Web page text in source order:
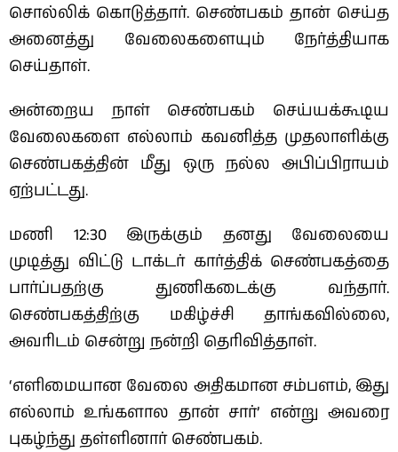
சொல்லிக் கொடுத்தார். செண்பகம் தான் செய்த
அனைத்து வேலைகளையும் நேர்த்தியாக
செய்தாள்.
அன்றைய நாள் செண்பகம் செய்யக்கூடிய
வேலைகளை எல்லாம் கவனித்த முதலாளிக்கு
செண்பகத்தின் மீது ஒரு நல்ல அபிப்பிராயம்
ஏற்பட்டது.
மணி 12:30 இருக்கும் தனது வேலையை
முடித்து விட்டு டாக்டர் கார்த்திக் செண்பகத்தை
பார்ப்பதற்கு துணிகடைக்கு வந்தார்.
செண்பகத்திற்கு மகிழ்ச்சி தாங்கவில்லை,
அவரிடம் சென்று நன்றி தெரிவித்தாள்.
‘எளிமையான வேலை அதிகமான சம்பளம், இது
எல்லாம் உங்களால தான் சார்’ என்று அவரை
புகழ்ந்து தள்ளினார் செண்பகம்.